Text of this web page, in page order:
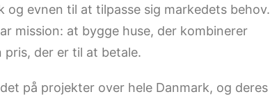
evnen til at tilpasse sig markedets behov.
mission: at bygge huse, der kombinerer
der er til at betale.
på projekter over hele Danmark, og deres